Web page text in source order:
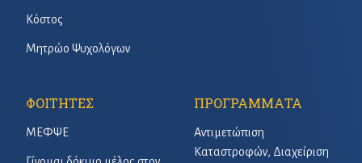
Κόστος
Μητρώο Ψυχολόγων
ΦΟΙΤΗΤΕΣ
ΜΕΦΨΕ
ΠΡΟΓΡΑΜΜΑΤΑ
Αντιμετώπιση
Καταστροφών, Διαχείριση